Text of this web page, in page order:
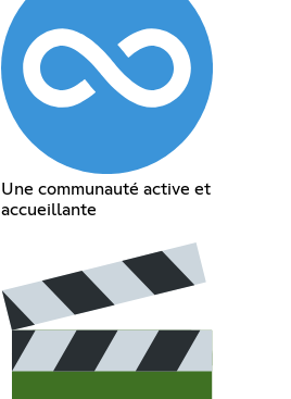
Une communauté active et
accueillante